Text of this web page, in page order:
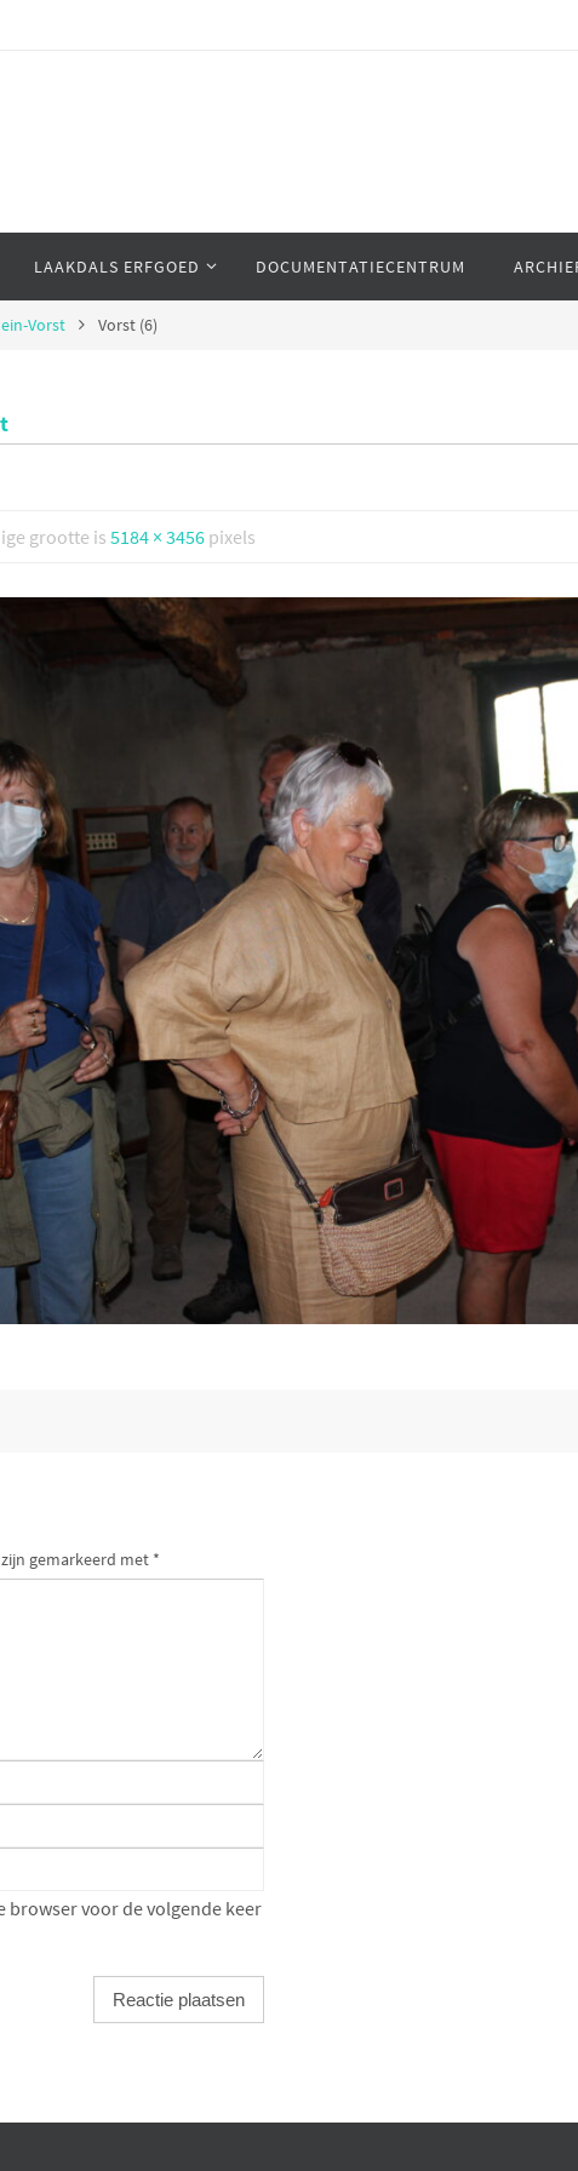
LAAKDALS ERFGOED DOCUMENTATIECENTRUM
Vorst Vorst (6)
grootte is5184 × 3456 pixels
gemarkeerd met *
browser voor de volgende keer